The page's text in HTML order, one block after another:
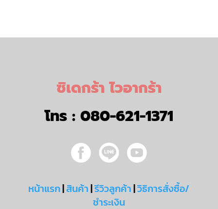
ซิเดกร้า ไวอากร้า
โทร : 080-621-1371
หน้าแรก|สินค้า|รีวิวลูกค้า|วิธิการสั่งซื้อ/
ชำระเงิน